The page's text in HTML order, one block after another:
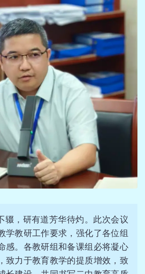
，研有道芳华待灼。此次会议
学教研工作要求，强化了各位组
感。各教研组和备课组必将凝心
致力于教育教学的提质增效，致